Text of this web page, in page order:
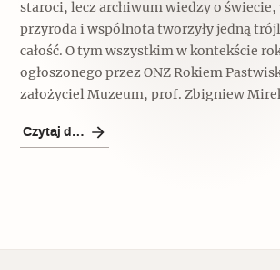
Ulubieniec Fortuny
Siostry rzeźbiarki
Jedźmy w Polskę!
Kuchnia w
jarmużu, zupa z krwi
staroci, lecz archiwum wiedzy o świecie,
przyroda i wspólnota tworzyły jedną
całość. O tym wszystkim w kontekście
ogłoszonego przez ONZ Rokiem
założyciel Muzeum, prof. Zbigniew
Czytaj dalej